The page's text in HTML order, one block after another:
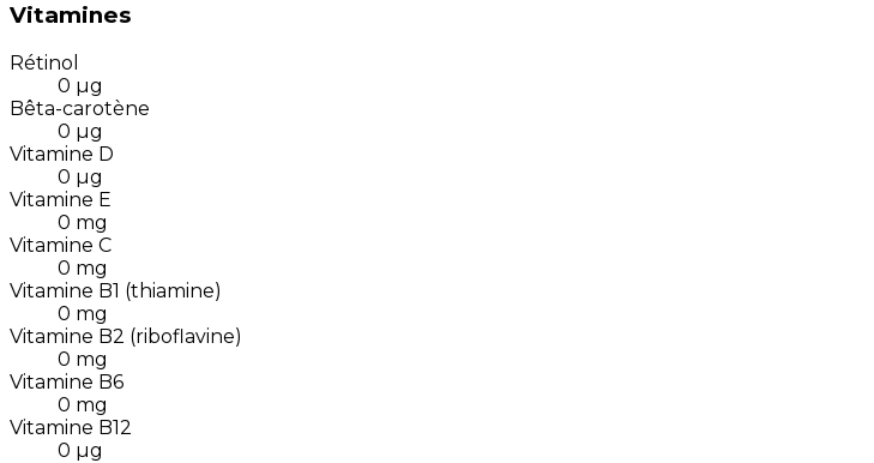
Vitamines
Rétinol
0 µg
Bêta-carotène
0 µg
Vitamine D
0 µg
Vitamine E
0 mg
Vitamine C
0 mg
Vitamine B1 (thiamine)
0 mg
Vitamine B2 (riboflavine)
0 mg
Vitamine B6
0 mg
Vitamine B12
0 µg